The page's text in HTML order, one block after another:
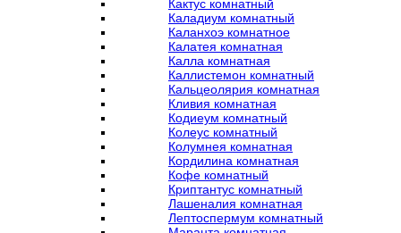
Кактус комнатный
Каладиум комнатный
Каланхоэ комнатное
Калатея комнатная
Калла комнатная
Каллистемон комнатный
Кальцеолярия комнатная
Кливия комнатная
Кодиеум комнатный
Колеус комнатный
Колумнея комнатная
Кордилина комнатная
Кофе комнатный
Криптантус комнатный
Лашеналия комнатная
Лептоспермум комнатный